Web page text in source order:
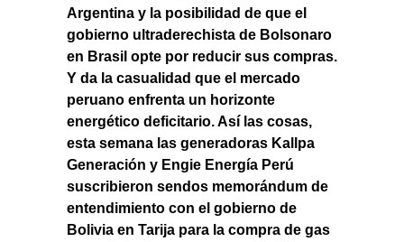
Argentina y la posibilidad de que el
gobierno ultraderechista de Bolsonaro
en Brasil opte por reducir sus compras.
Y da la casualidad que el mercado
peruano enfrenta un horizonte
energético deficitario. Así las cosas,
esta semana las generadoras Kallpa
Generación y Engie Energía Perú
suscribieron sendos memorándum de
entendimiento con el gobierno de
Bolivia en Tarija para la compra de gas